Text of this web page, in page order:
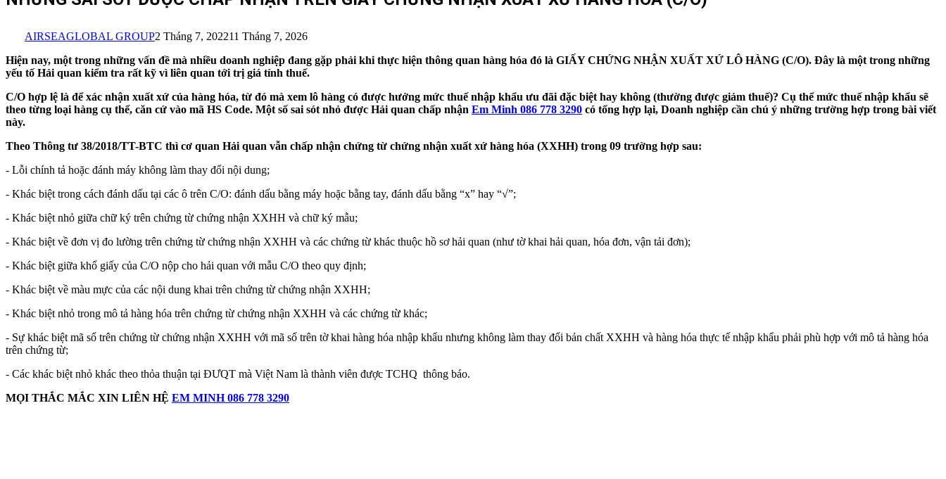
AIRSEAGLOBAL GROUP2 Tháng 7, 202211 Tháng 7, 2026
Hiện nay, một trong những vấn đề mà nhiều doanh nghiệp đang gặp phải khi thực hiện thông quan hàng hóa đó là GIẤY CHỨNG NHẬN XUẤT XỨ LÔ HÀNG (C/O). Đây là một trong những
yếu tố Hải quan kiểm tra rất kỹ vì liên quan tới trị giá tính thuế.
C/O hợp lệ là để xác nhận xuất xứ của hàng hóa, từ đó mà xem lô hàng có được hưởng mức thuế nhập khẩu ưu đãi đặc biệt hay không (thường được giảm thuế)? Cụ thể mức thuế nhập khẩu sẽ
theo từng loại hàng cụ thể, căn cứ vào mã HS Code. Một số sai sót nhỏ được Hải quan chấp nhận Em Minh 086 778 3290 có tổng hợp lại, Doanh nghiệp cần chú ý những trường hợp trong bài viết
này.
Theo Thông tư 38/2018/TT-BTC thì cơ quan Hải quan vẫn chấp nhận chứng từ chứng nhận xuất xứ hàng hóa (XXHH) trong 09 trường hợp sau:
- Lỗi chính tả hoặc đánh máy không làm thay đổi nội dung;
- Khác biệt trong cách đánh dấu tại các ô trên C/O: đánh dấu bằng máy hoặc bằng tay, đánh dấu bằng “x” hay “√”;
- Khác biệt nhỏ giữa chữ ký trên chứng từ chứng nhận XXHH và chữ ký mẫu;
- Khác biệt về đơn vị đo lường trên chứng từ chứng nhận XXHH và các chứng từ khác thuộc hồ sơ hải quan (như tờ khai hải quan, hóa đơn, vận tải đơn);
- Khác biệt giữa khổ giấy của C/O nộp cho hải quan với mẫu C/O theo quy định;
- Khác biệt về màu mực của các nội dung khai trên chứng từ chứng nhận XXHH;
- Khác biệt nhỏ trong mô tả hàng hóa trên chứng từ chứng nhận XXHH và các chứng từ khác;
- Sự khác biệt mã số trên chứng từ chứng nhận XXHH với mã số trên tờ khai hàng hóa nhập khẩu nhưng không làm thay đổi bản chất XXHH và hàng hóa thực tế nhập khẩu phải phù hợp với mô tả hàng hóa
trên chứng từ;
- Các khác biệt nhỏ khác theo thỏa thuận tại ĐƯQT mà Việt Nam là thành viên được TCHQ thông báo.
MỌI THẮC MẮC XIN LIÊN HỆ EM MINH 086 778 3290